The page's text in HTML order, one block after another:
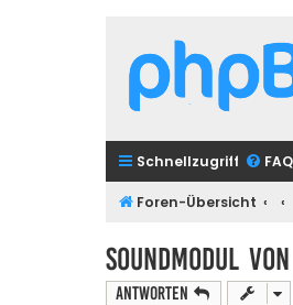
Schnellzugriff FAQ
Foren-Übersicht
Soundmodul von
Antworten